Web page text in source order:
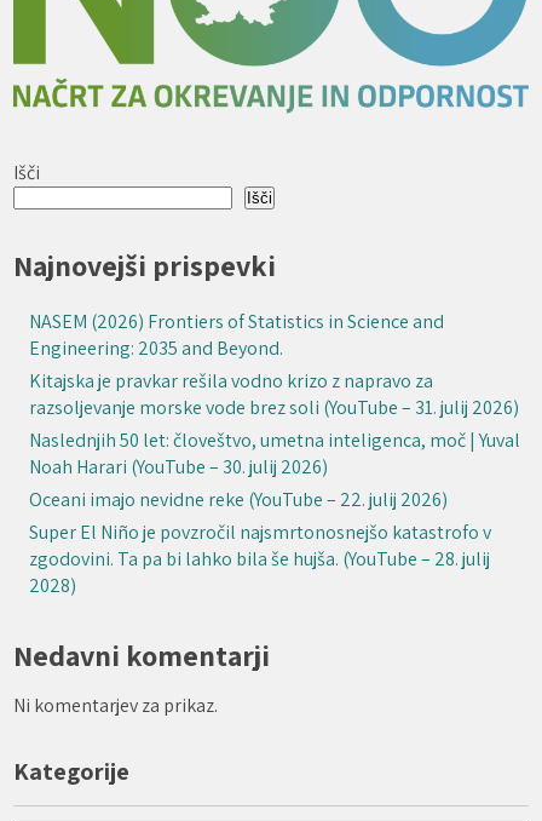
Išči
Išči
Najnovejši prispevki
NASEM (2026) Frontiers of Statistics in Science and
Engineering: 2035 and Beyond.
Kitajska je pravkar rešila vodno krizo z napravo za
razsoljevanje morske vode brez soli (YouTube – 31. julij 2026)
Naslednjih 50 let: človeštvo, umetna inteligenca, moč | Yuval
Noah Harari (YouTube – 30. julij 2026)
Oceani imajo nevidne reke (YouTube – 22. julij 2026)
Super El Niño je povzročil najsmrtonosnejšo katastrofo v
zgodovini. Ta pa bi lahko bila še hujša. (YouTube – 28. julij
2028)
Nedavni komentarji
Ni komentarjev za prikaz.
Kategorije